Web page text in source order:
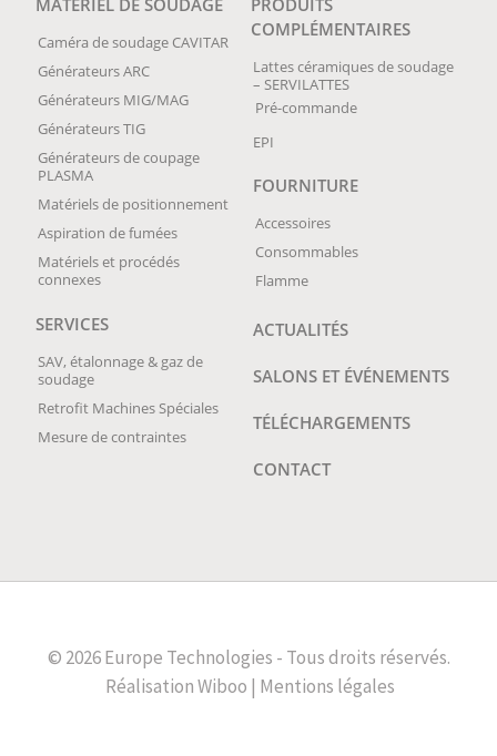
MATÉRIEL DE SOUDAGE
Caméra de soudage CAVITAR
Générateurs ARC
Générateurs MIG/MAG
Générateurs TIG
Générateurs de coupage
PLASMA
Matériels de positionnement
Aspiration de fumées
Matériels et procédés
connexes
PRODUITS
COMPLÉMENTAIRES
Lattes céramiques de soudage
– SERVILATTES
Pré-commande
EPI
FOURNITURE
Accessoires
Consommables
Flamme
SERVICES
SAV, étalonnage & gaz de
soudage
Retrofit Machines Spéciales
Mesure de contraintes
ACTUALITÉS
SALONS ET ÉVÉNEMENTS
TÉLÉCHARGEMENTS
CONTACT
© 2026 Europe Technologies - Tous droits réservés.
RéalisationWiboo | Mentions légales